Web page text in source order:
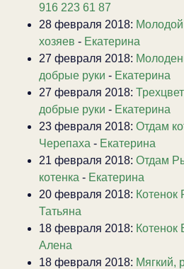
916 223 61 87
28 февраля 2018: Молодой
хозяев - Екатерина
27 февраля 2018:
добрые руки - Екатерина
27 февраля 2018:
добрые руки - Екатерина
23 февраля 2018: Отдам
Черепаха - Екатерина
21 февраля 2018: Отдам
котенка - Екатерина
20 февраля 2018: Котенок
Татьяна
18 февраля 2018: Котенок
Алена
18 февраля 2018: Мягкий,